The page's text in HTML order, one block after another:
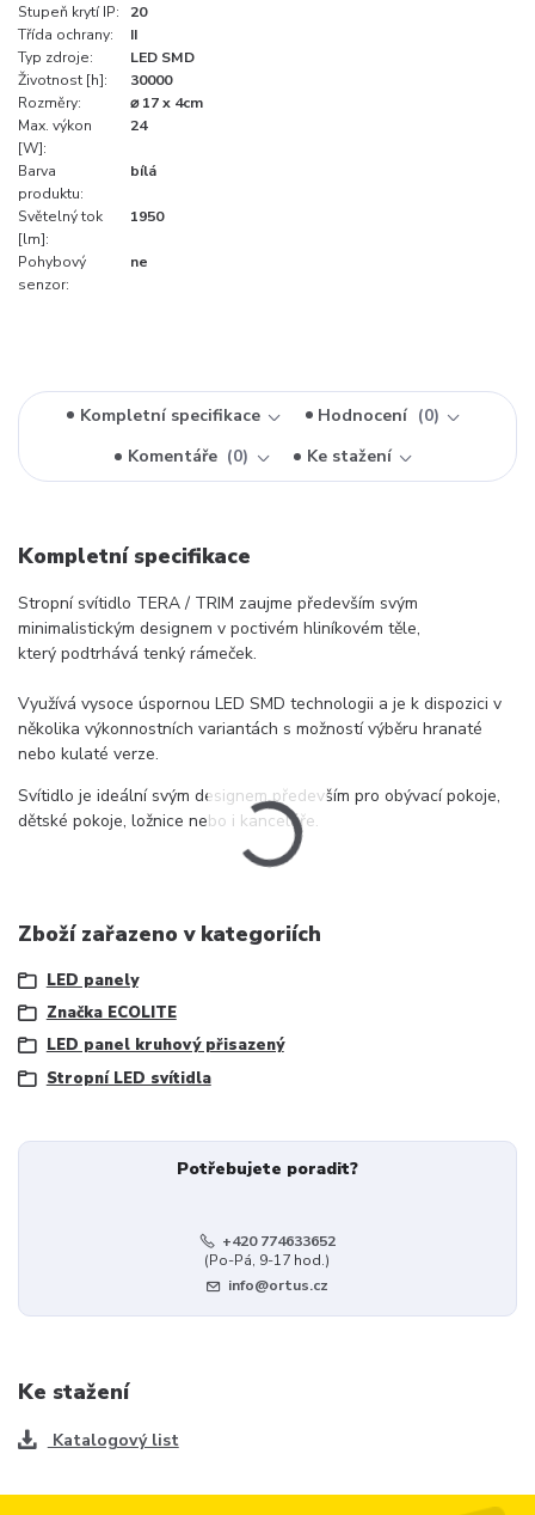
Stupeň krytí IP:
20
Třída ochrany:
II
Typ zdroje:
LED SMD
Životnost [h]:
30000
Rozměry:
⌀ 17 x 4cm
Max. výkon
[W]:
24
Barva
produktu:
bílá
Světelný tok
[lm]:
1950
Pohybový
senzor:
ne
Kompletní specifikace Hodnocení
0
Komentáře
0 Ke stažení
Kompletní specifikace
Stropní svítidlo TERA / TRIM zaujme především svým
minimalistickým designem v poctivém hliníkovém těle,
který podtrhává tenký rámeček.
Využívá vysoce úspornou LED SMD technologii a je k dispozici v
několika výkonnostních variantách s možností výběru hranaté
nebo kulaté verze.
Svítidlo je ideální svým designem především pro obývací pokoje,
dětské pokoje, ložnice nebo i kanceláře.
Zboží zařazeno v kategoriích
LED panely
Značka ECOLITE
LED panel kruhový přisazený
Stropní LED svítidla
Potřebujete poradit?
+420 774633652
(Po-Pá, 9-17 hod.)
info@ortus.cz
Ke stažení
Katalogový list